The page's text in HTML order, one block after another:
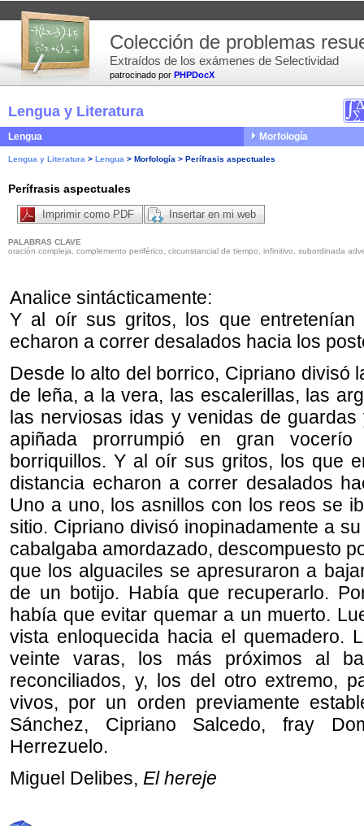
patrocinado por PHPDocX
Colección de problemas
Extraídos de los exámenes de Selectividad
Lengua y Literatura
Lengua Morfología
Lengua y Literatura > Lengua > Morfología > Perífrasis aspectuales
Perífrasis aspectuales
Imprimir como PDF Insertar en mi web
PALABRAS CLAVE
oración compleja, complemento periférico, circunstancial de tiempo, infinitivo, subordinada
Analice sintácticamente:
Y al oír sus gritos, los que entretenían
echaron a correr desalados hacia los
Desde lo alto del borrico, Cipriano divisó
de leña, a la vera, las escalerillas, las
las nerviosas idas y venidas de
apiñada prorrumpió en gran
borriquillos. Y al oír sus gritos, los que
distancia echaron a correr desalados
Uno a uno, los asnillos con los reos se
sitio. Cipriano divisó inopinadamente a
cabalgaba amordazado, descompuesto
que los alguaciles se apresuraron a
de un botijo. Había que recuperarlo.
había que evitar quemar a un muerto.
vista enloquecida hacia el quemadero.
veinte varas, los más próximos al
reconciliados, y, los del otro extremo,
vivos, por un orden previamente
Sánchez, Cipriano Salcedo, fray
Herrezuelo.
Miguel Delibes, El hereje